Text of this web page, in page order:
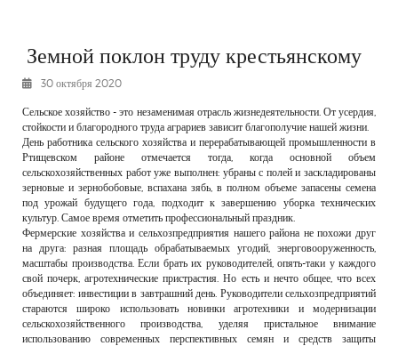
К СВЕДЕНИЮ
РЕКЛАМОДАТЕЛЯМ
ОБЪЯВЛЕНИЯ
КОНТАКТЫ
Земной поклон труду крестьянскому
30 октября 2020
Сельское хозяйство - это незаменимая отрасль жизнедеятельности. От усердия,
стойкости и благородного труда аграриев зависит благополучие нашей жизни.
День работника сельского хозяйства и перерабатывающей промышленности в
Ртищевском районе отмечается тогда, когда основной объем
сельскохозяйственных работ уже выполнен: убраны с полей и заскладированы
зерновые и зернобобовые, вспахана зябь, в полном объеме запасены семена
под урожай будущего года, подходит к завершению уборка технических
культур. Самое время отметить профессиональный праздник.
Фермерские хозяйства и сельхозпредприятия нашего района не похожи друг
на друга: разная площадь обрабатываемых угодий, энерговооруженность,
масштабы производства. Если брать их руководителей, опять-таки у каждого
свой почерк, агротехнические пристрастия. Но есть и нечто общее, что всех
объединяет: инвестиции в завтрашний день. Руководители сельхозпредприятий
стараются широко использовать новинки агротехники и модернизации
сельскохозяйственного производства, уделяя пристальное внимание
использованию современных перспективных семян и средств защиты